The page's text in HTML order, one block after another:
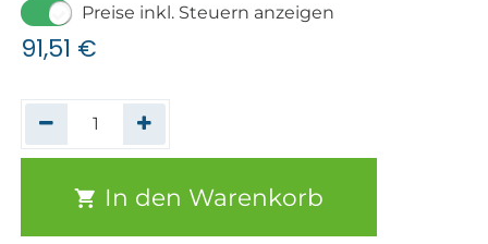
Preise inkl. Steuern anzeigen
91,51 €
In den Warenkorb